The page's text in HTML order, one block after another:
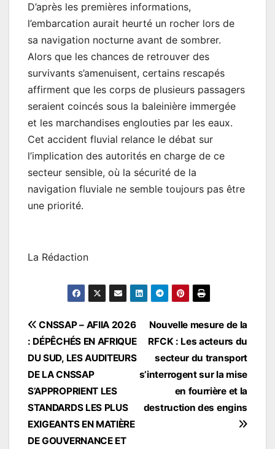
D’après les premières informations,
l’embarcation aurait heurté un rocher lors de
sa navigation nocturne avant de sombrer.
Alors que les chances de retrouver des
survivants s’amenuisent, certains rescapés
affirment que les corps de plusieurs passagers
seraient coincés sous la baleinière immergée
et les marchandises englouties par les eaux.
Cet accident fluvial relance le débat sur
l’implication des autorités en charge de ce
secteur sensible, où la sécurité de la
navigation fluviale ne semble toujours pas être
une priorité.
La Rédaction
Navigation
de
l’article
Nouvelle mesure de la
RFCK : Les acteurs du
secteur du transport
s’interrogent sur la mise
en fourrière et la
destruction des engins
CNSSAP – AFIIA 2026
: DÉPÊCHÉS EN AFRIQUE
DU SUD, LES AUDITEURS
DE LA CNSSAP
S’APPROPRIENT LES
STANDARDS LES PLUS
EXIGEANTS EN MATIÈRE
DE GOUVERNANCE ET